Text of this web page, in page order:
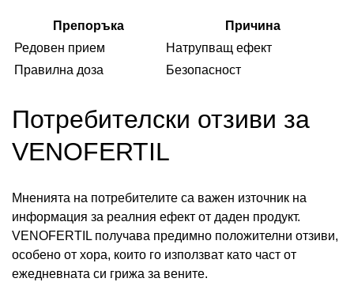
Препоръка
Причина
Редовен прием
Натрупващ ефект
Правилна доза
Безопасност
Потребителски отзиви за
VENOFERTIL
Мненията на потребителите са важен източник на
информация за реалния ефект от даден продукт.
VENOFERTIL получава предимно положителни отзиви,
особено от хора, които го използват като част от
ежедневната си грижа за вените.